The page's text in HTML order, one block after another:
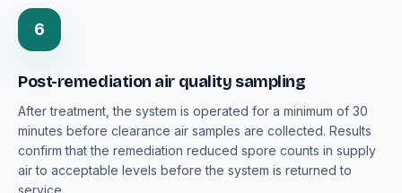
6
Post-remediation air quality sampling
After treatment, the system is operated for a minimum of 30
minutes before clearance air samples are collected. Results
confirm that the remediation reduced spore counts in supply
air to acceptable levels before the system is returned to